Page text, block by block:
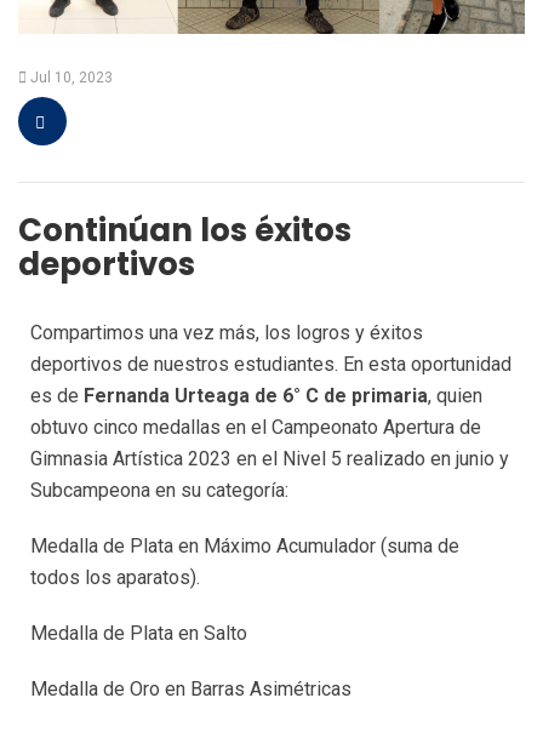
Jul 10, 2023
Continúan los éxitos
deportivos
Compartimos una vez más, los logros y éxitos
deportivos de nuestros estudiantes. En esta oportunidad
es de Fernanda Urteaga de 6° C de primaria, quien
obtuvo cinco medallas en el Campeonato Apertura de
Gimnasia Artística 2023 en el Nivel 5 realizado en junio y
Subcampeona en su categoría:
Medalla de Plata en Máximo Acumulador (suma de
todos los aparatos).
Medalla de Plata en Salto
Medalla de Oro en Barras Asimétricas